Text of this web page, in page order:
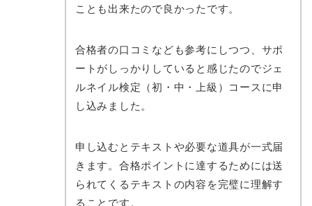
ことも出来たので良かったです。
合格者の口コミなども参考にしつつ、サポ
ートがしっかりしていると感じたのでジェ
ルネイル検定（初・中・上級）コースに申
し込みました。
申し込むとテキストや必要な道具が一式届
きます。合格ポイントに達するためには送
られてくるテキストの内容を完璧に理解す
ることです。